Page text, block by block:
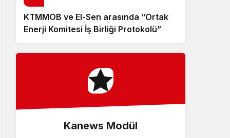
KTMMOB ve El-Sen arasında “Ortak
Enerji Komitesi İş Birliği Protokolü”
Kanews Modül